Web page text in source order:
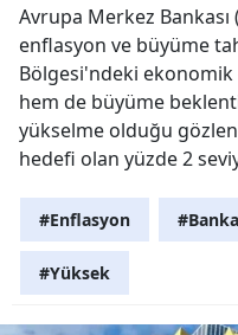
Avrupa Merkez Bankası
enflasyon ve büyüme
Bölgesi'ndeki
hem de büyüme
yükselme olduğu
hedefi olan yüzde 2
#Enflasyon #Banka
#Yüksek